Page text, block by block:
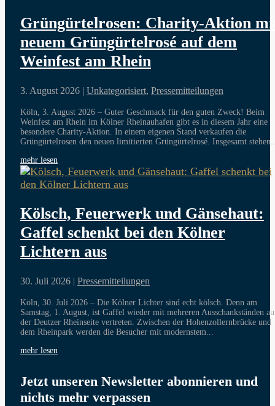
Grüngürtelrosen: Charity-Aktion
neuem Grüngürtelrosé auf dem
Weinfest am Rhein
3. August 2026 | Unkategorisiert, Pressemitteilungen
Köln, 3. August 2026 – Guter Geschmack für den guten Zweck! Beim
Weinfest am Rhein im Kölner Rheinauhafen gibt es in diesem Jahr eine
besondere Charity-Aktion. In einem eigenen Stand verkaufen die
Grüngürtelrosen den neuen limitierten Grüngürtelrosé. Insgesamt
mehr lesen
Kölsch, Feuerwerk und Gänsehaut:
Gaffel schenkt bei den Kölner
Lichtern aus
30. Juli 2026 | Pressemitteilungen
Köln, 30. Juli 2026 – Die Kölner Lichter sind echt kölsch. Denn am
Samstag, 1. August, ist Gaffel wieder mit mehreren Ausschankständen
der Deutzer Rheinseite vertreten. Zwischen der Hohenzollernbrücke und
dem Rheinpark werden die Besucher mit modernstem...
mehr lesen
Jetzt unseren Newsletter abonnieren und
nichts mehr verpassen